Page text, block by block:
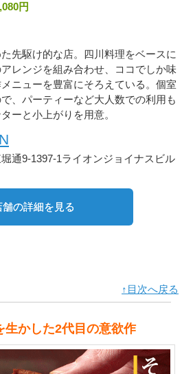
円
先駆け的な店。四川料理をベースに
レンジを組み合わせ、ココでしか味
ニューを豊富にそろえている。個室
、パーティーなど大人数での利用も
ーと小上がりを用意。
通9-1397-1ライオンジョイナスビル
舗の詳細を見る
↑目次へ戻る
かした2代目の意欲作